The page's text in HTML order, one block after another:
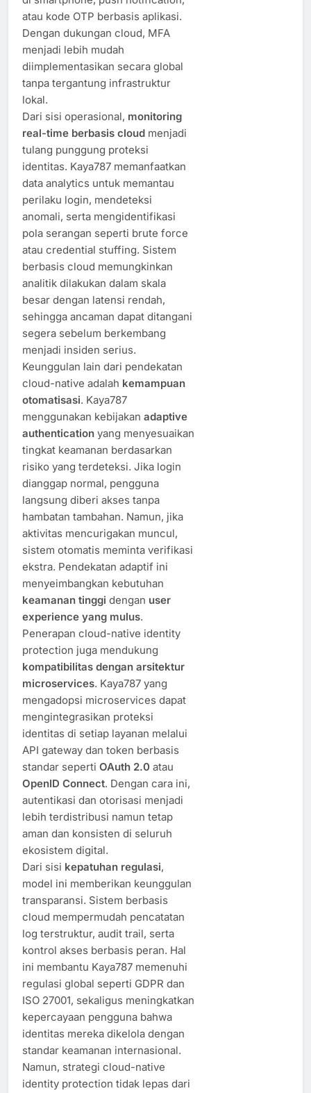
atau kode OTP berbasis aplikasi.
Dengan dukungan cloud, MFA
menjadi lebih mudah
diimplementasikan secara global
tanpa tergantung infrastruktur
lokal.
Dari sisi operasional, monitoring
real-time berbasis cloud menjadi
tulang punggung proteksi
identitas. Kaya787 memanfaatkan
data analytics untuk memantau
perilaku login, mendeteksi
anomali, serta mengidentifikasi
pola serangan seperti brute force
atau credential stuffing. Sistem
berbasis cloud memungkinkan
analitik dilakukan dalam skala
besar dengan latensi rendah,
sehingga ancaman dapat ditangani
segera sebelum berkembang
menjadi insiden serius.
Keunggulan lain dari pendekatan
cloud-native adalah kemampuan
otomatisasi. Kaya787
menggunakan kebijakan adaptive
authentication yang menyesuaikan
tingkat keamanan berdasarkan
risiko yang terdeteksi. Jika login
dianggap normal, pengguna
langsung diberi akses tanpa
hambatan tambahan. Namun, jika
aktivitas mencurigakan muncul,
sistem otomatis meminta verifikasi
ekstra. Pendekatan adaptif ini
menyeimbangkan kebutuhan
keamanan tinggi dengan user
experience yang mulus.
Penerapan cloud-native identity
protection juga mendukung
kompatibilitas dengan arsitektur
microservices. Kaya787 yang
mengadopsi microservices dapat
mengintegrasikan proteksi
identitas di setiap layanan melalui
API gateway dan token berbasis
standar seperti OAuth 2.0 atau
OpenID Connect. Dengan cara ini,
autentikasi dan otorisasi menjadi
lebih terdistribusi namun tetap
aman dan konsisten di seluruh
ekosistem digital.
Dari sisi kepatuhan regulasi,
model ini memberikan keunggulan
transparansi. Sistem berbasis
cloud mempermudah pencatatan
log terstruktur, audit trail, serta
kontrol akses berbasis peran. Hal
ini membantu Kaya787 memenuhi
regulasi global seperti GDPR dan
ISO 27001, sekaligus meningkatkan
kepercayaan pengguna bahwa
identitas mereka dikelola dengan
standar keamanan internasional.
Namun, strategi cloud-native
identity protection tidak lepas dari